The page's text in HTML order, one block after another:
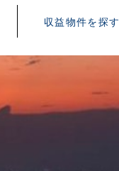
収益物件を探す